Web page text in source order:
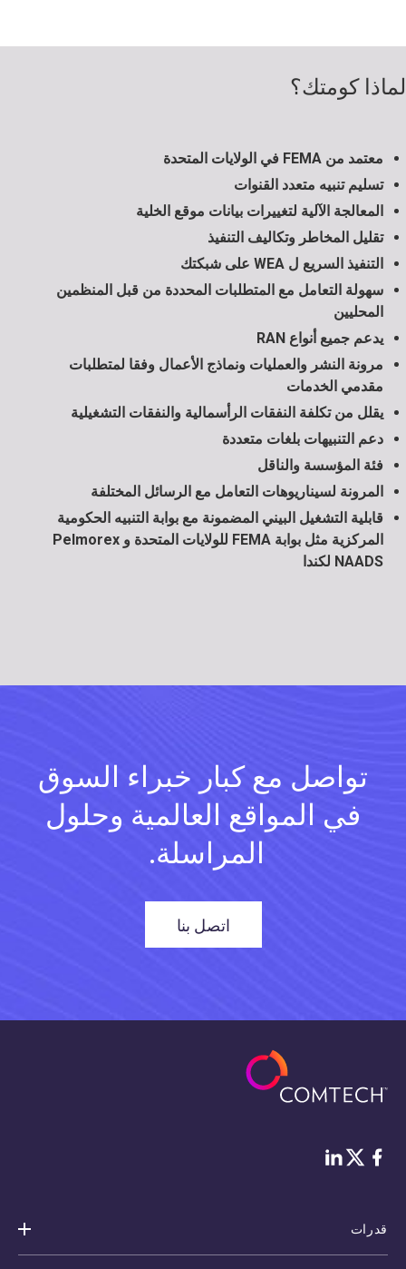
لماذا كومتك؟
معتمد من FEMA في الولايات المتحدة
تسليم تنبيه متعدد القنوات
المعالجة الآلية لتغييرات بيانات موقع الخلية
تقليل المخاطر وتكاليف التنفيذ
التنفيذ السريع ل WEA على شبكتك
سهولة التعامل مع المتطلبات المحددة من قبل المنظمين
المحليين
يدعم جميع أنواع RAN
مرونة النشر والعمليات ونماذج الأعمال وفقا لمتطلبات
مقدمي الخدمات
يقلل من تكلفة النفقات الرأسمالية والنفقات التشغيلية
دعم التنبيهات بلغات متعددة
فئة المؤسسة والناقل
المرونة لسيناريوهات التعامل مع الرسائل المختلفة
قابلية التشغيل البيني المضمونة مع بوابة التنبيه الحكومية
المركزية مثل بوابة FEMA للولايات المتحدة و Pelmorex
NAADS لكندا
تواصل مع كبار خبراء السوق
في المواقع العالمية وحلول
المراسلة.
اتصل بنا
فيس بوكTwitter
لينكد إن
قدرات